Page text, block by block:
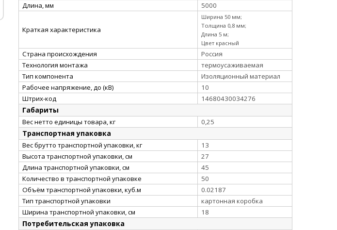
Длина, мм 5000
Краткая характеристика
Ширина 50 мм;
Толщина 0,8 мм;
Длина 5 м;
Цвет красный
Страна происхождения
Россия
Технология монтажа
термоусаживаемая
Тип компонента
Изоляционный материал
Рабочее напряжение, до (кВ)
10
Штрих-код
14680430034276
Габариты
Вес нетто единицы товара, кг 0,25
Транспортная упаковка
Вес брутто транспортной упаковки, кг
13
Высота транспортной упаковки, см
27
Длина транспортной упаковки, см
45
Количество в транспортной упаковке
50
Объём транспортной упаковки, куб.м
0.02187
Тип транспортной упаковки
картонная коробка
Ширина транспортной упаковки, см
18
Потребительская упаковка